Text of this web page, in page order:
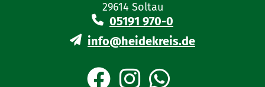
29614 Soltau
05191 970-0
info@heidekreis.de